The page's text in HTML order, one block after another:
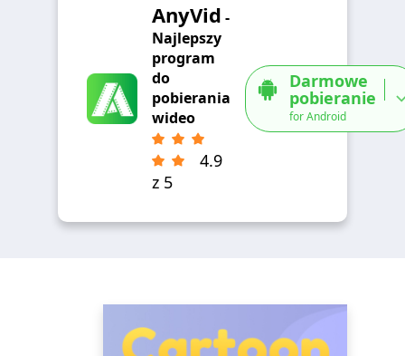
AnyVid -
Najlepszy
program
do
pobierania
wideo
4.9
z 5
Darmowe
pobieranie
for Android